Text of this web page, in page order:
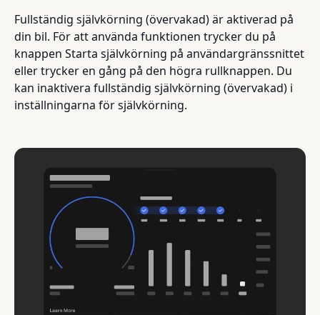
Fullständig självkörning (övervakad) är aktiverad på
din bil. För att använda funktionen trycker du på
knappen Starta självkörning på användargränssnittet
eller trycker en gång på den högra rullknappen. Du
kan inaktivera fullständig självkörning (övervakad) i
inställningarna för självkörning.